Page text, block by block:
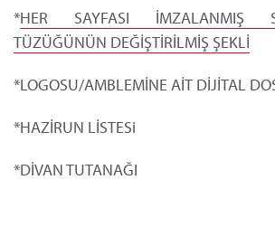
*HER SAYFASI İMZALANMIŞ
TÜZÜĞÜNÜN DEĞİŞTİRİLMİŞ ŞEKLİ
*LOGOSU/AMBLEMİNE AİT DİJİTAL
*HAZİRUN LİSTESi
*DİVAN TUTANAĞI